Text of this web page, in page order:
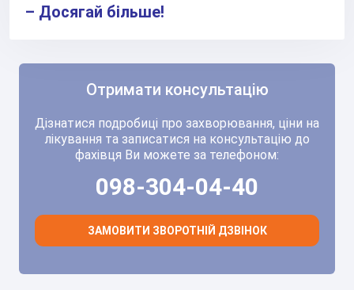
– Досягай більше!
Отримати консультацію
Дізнатися подробиці про захворювання, ціни на
лікування та записатися на консультацію до
фахівця Ви можете за телефоном:
098-304-04-40
ЗАМОВИТИ ЗВОРОТНІЙ ДЗВІНОК